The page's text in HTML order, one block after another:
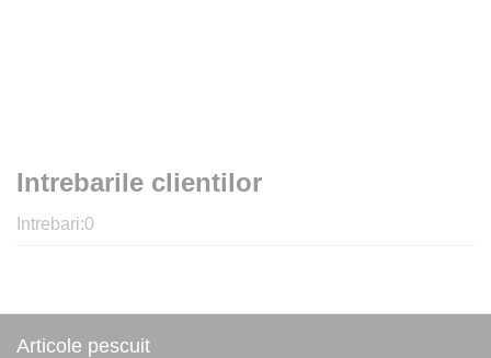
Intrebarile clientilor
Intrebari:0
Articole pescuit